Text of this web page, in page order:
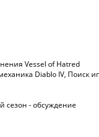
Vessel of Hatred
Diablo IV, Поиск
сезон - обсуждение